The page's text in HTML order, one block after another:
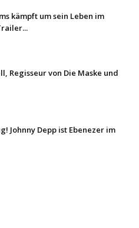
kämpft um sein Leben im
Regisseur von Die Maske und
Johnny Depp ist Ebenezer im